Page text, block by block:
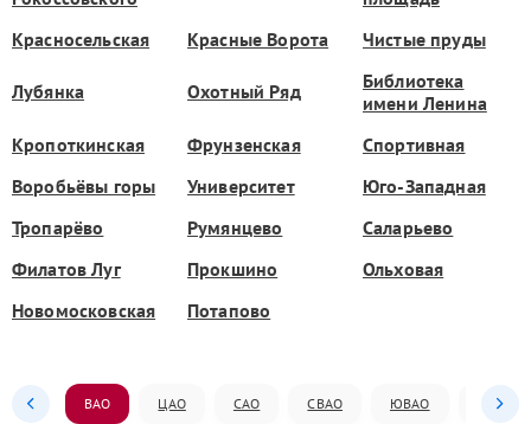
Красносельская
Красные Ворота Чистые пруды
Лубянка Охотный Ряд
Библиотека
имени Ленина
Кропоткинская
Фрунзенская
Спортивная
Воробьёвы горы
Университет
Юго-Западная
Тропарёво
Румянцево
Саларьево
Филатов Луг
Прокшино
Ольховая
Новомосковская
Потапово
ВАО ЦАО САО СВАО ЮВАО ЮАО